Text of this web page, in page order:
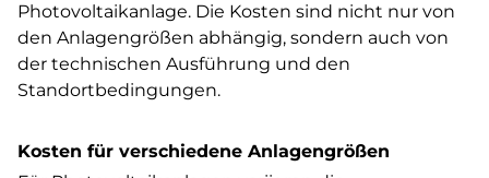
Photovoltaikanlage. Die Kosten sind nicht nur von
den Anlagengrößen abhängig, sondern auch von
der technischen Ausführung und den
Standortbedingungen.
Kosten für verschiedene Anlagengrößen